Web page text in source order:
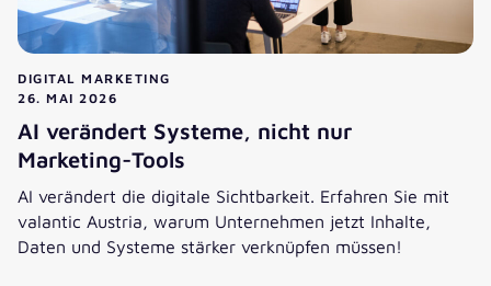
DIGITAL MARKETING
26. MAI 2026
AI verändert Systeme, nicht nur
Marketing-Tools
AI verändert die digitale Sichtbarkeit. Erfahren Sie mit
valantic Austria, warum Unternehmen jetzt Inhalte,
Daten und Systeme stärker verknüpfen müssen!